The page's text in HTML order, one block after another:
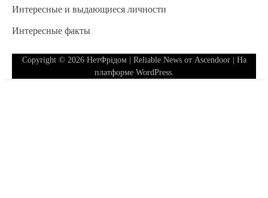
Интересные и выдающиеся личности
Интересные факты
Copyright © 2026 НетФрідом| Reliable News от Ascendoor| На
платформе WordPress.